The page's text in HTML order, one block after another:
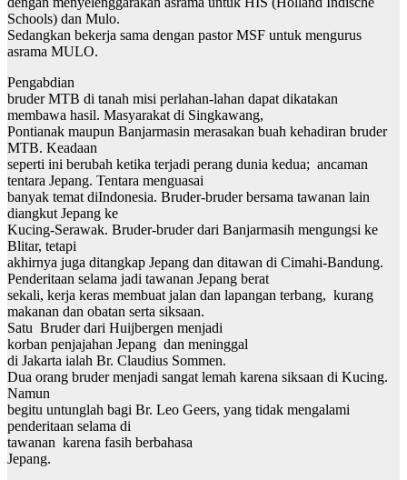
Schools) dan Mulo.
Sedangkan bekerja sama dengan pastor MSF untuk mengurus
asrama MULO.
Pengabdian
bruder MTB di tanah misi perlahan-lahan dapat dikatakan
membawa hasil. Masyarakat di Singkawang,
Pontianak maupun Banjarmasin merasakan buah kehadiran bruder
MTB. Keadaan
seperti ini berubah ketika terjadi perang dunia kedua; ancaman
tentara Jepang. Tentara menguasai
banyak temat diIndonesia. Bruder-bruder bersama tawanan lain
diangkut Jepang ke
Kucing-Serawak. Bruder-bruder dari Banjarmasih mengungsi ke
Blitar, tetapi
akhirnya juga ditangkap Jepang dan ditawan di Cimahi-Bandung.
Penderitaan selama jadi tawanan Jepang berat
sekali, kerja keras membuat jalan dan lapangan terbang, kurang
makanan dan obatan serta siksaan.
Satu Bruder dari Huijbergen menjadi
korban penjajahan Jepang dan meninggal
di Jakarta ialah Br. Claudius Sommen.
Dua orang bruder menjadi sangat lemah karena siksaan di Kucing.
Namun
begitu untunglah bagi Br. Leo Geers, yang tidak mengalami
penderitaan selama di
tawanan karena fasih berbahasa
Jepang.